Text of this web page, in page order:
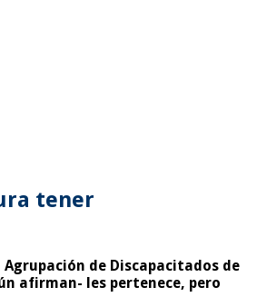
tener
de Discapacitados de
afirman- les pertenece, pero